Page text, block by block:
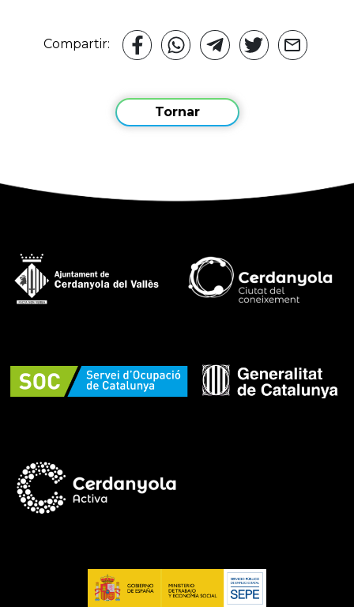
Compartir:
Tornar